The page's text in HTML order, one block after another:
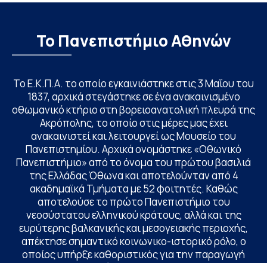
Το Πανεπιστήμιο Αθηνών
Το Ε.Κ.Π.Α. το οποίο εγκαινιάστηκε στις 3 Μαΐου του
1837, αρχικά στεγάστηκε σε ένα ανακαινισμένο
οθωμανικό κτήριο στη βορειοανατολική πλευρά της
Ακρόπολης, το οποίο στις μέρες μας έχει
ανακαινιστεί και λειτουργεί ως Μουσείο του
Πανεπιστημίου. Αρχικά ονομάστηκε «Οθωνικό
Πανεπιστήμιο» από το όνομα του πρώτου βασιλιά
της Ελλάδας Όθωνα και αποτελούνταν από 4
ακαδημαϊκά Τμήματα με 52 φοιτητές. Καθώς
αποτελούσε το πρώτο Πανεπιστήμιο του
νεοσύστατου ελληνικού κράτους, αλλά και της
ευρύτερης βαλκανικής και μεσογειακής περιοχής,
απέκτησε σημαντικό κοινωνικο-ιστορικό ρόλο, ο
οποίος υπήρξε καθοριστικός για την παραγωγή